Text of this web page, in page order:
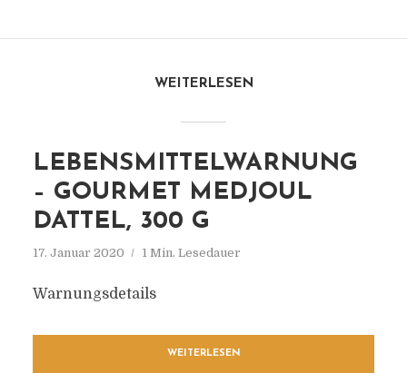
WEITERLESEN
LEBENSMITTELWARNUNG
– GOURMET MEDJOUL
DATTEL, 300 G
17. Januar 2020 1 Min. Lesedauer
Warnungsdetails
WEITERLESEN